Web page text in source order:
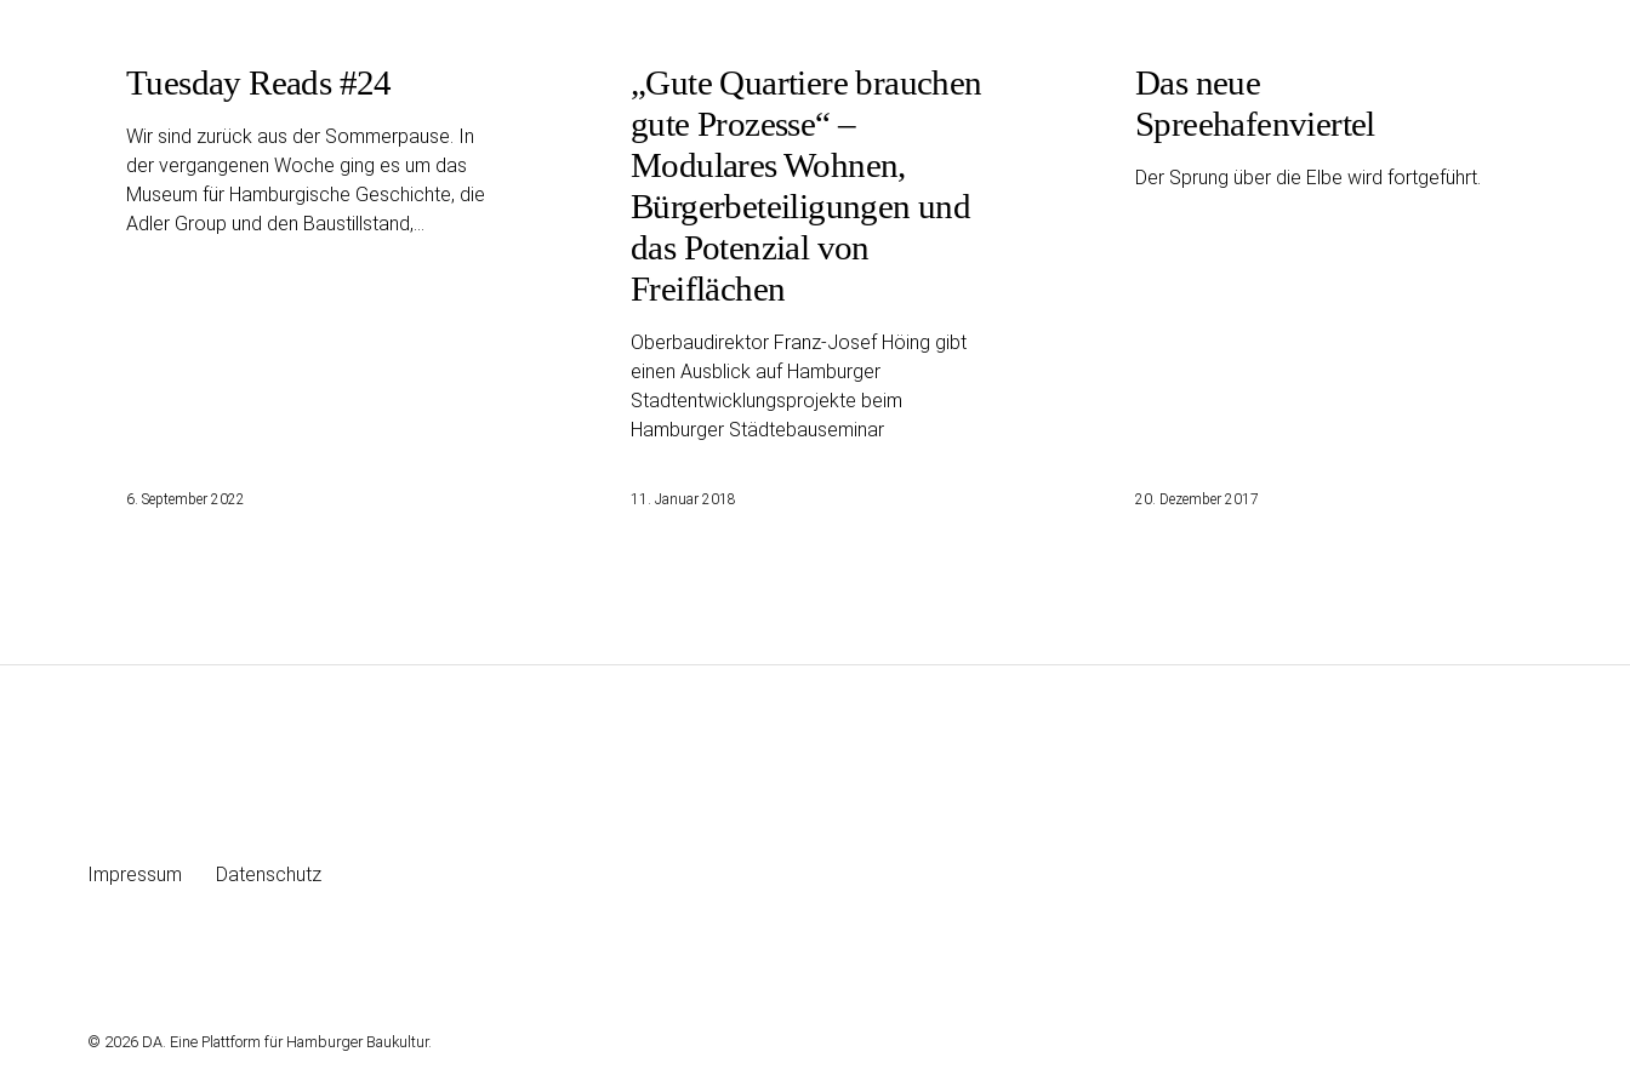
Tuesday Reads #24
Wir sind zurück aus der Sommerpause. In
der vergangenen Woche ging es um das
Museum für Hamburgische Geschichte, die
Adler Group und den Baustillstand,…
6. September 2022
„Gute Quartiere brauchen
gute Prozesse“ –
Modulares Wohnen,
Bürgerbeteiligungen und
das Potenzial von
Freiflächen
Oberbaudirektor Franz-Josef Höing gibt
einen Ausblick auf Hamburger
Stadtentwicklungsprojekte beim
Hamburger Städtebauseminar
11. Januar 2018
Das neue
Spreehafenviertel
Der Sprung über die Elbe wird fortgeführt.
20. Dezember 2017
Impressum Datenschutz
© 2026 DA. Eine Plattform für Hamburger Baukultur.